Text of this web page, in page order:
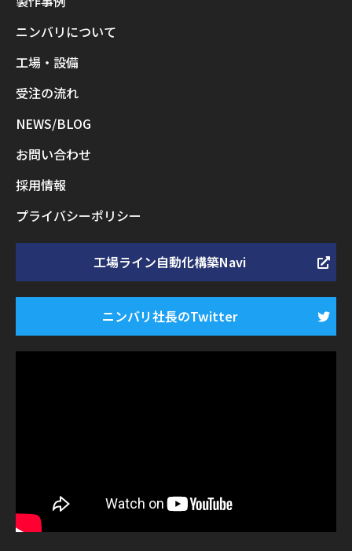
ニンバリについて
工場・設備
受注の流れ
NEWS/BLOG
お問い合わせ
採用情報
プライバシーポリシー
工場ライン自動化構築Navi
ニンバリ社長のTwitter